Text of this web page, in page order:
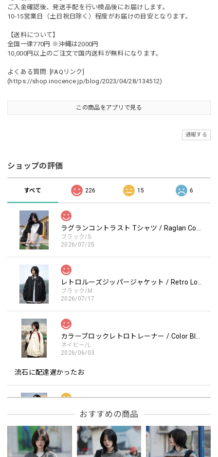
ご入金確認後、発送手配を行い検品後にお届けします。
10-15営業日（土日祝日除く）程度がお届けの目安となります。
【送料について】
全国一律770円 ※沖縄は2000円
10,000円以上のご注文で国内送料が無料になります。
よくある質問: [FAQリンク]
(https://shop.inocence.jp/blog/2023/04/28/134512)
この商品をアプリで見る
通報する
ショップの評価
すべて 226 15 6
ブラック/S
2026/07/25
ブラック/M
2026/07/17
ネイビー/L
2026/06/03
流石に配達遅かったお
レッド/L
2026/05/30
おすすめの商品